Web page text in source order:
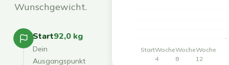
Wunschgewicht.
Start92,0 kg
Dein
Ausgangspunkt
StartWoche
4
Woche
8
Woche
12